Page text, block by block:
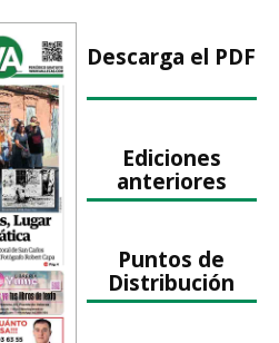
Descarga el PDF
Ediciones
anteriores
Puntos de
Distribución